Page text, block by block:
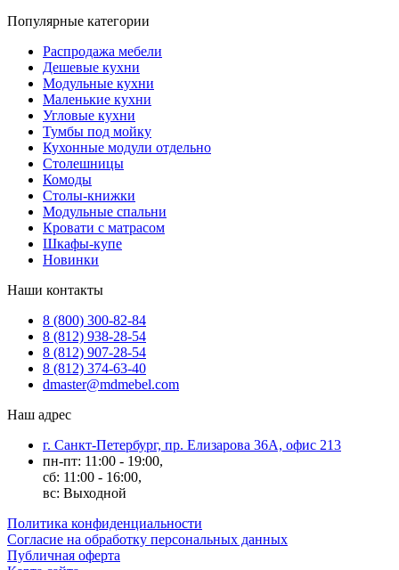
Популярные категории
Распродажа мебели
Дешевые кухни
Модульные кухни
Маленькие кухни
Угловые кухни
Тумбы под мойку
Кухонные модули отдельно
Столешницы
Комоды
Столы-книжки
Модульные спальни
Кровати с матрасом
Шкафы-купе
Новинки
Наши контакты
8 (800) 300-82-84
8 (812) 938-28-54
8 (812) 907-28-54
8 (812) 374-63-40
dmaster@mdmebel.com
Наш адрес
г. Санкт-Петербург, пр. Елизарова 36А, офис 213
пн-пт: 11:00 - 19:00,
сб: 11:00 - 16:00,
вс: Выходной
Политика конфиденциальности
Согласие на обработку персональных данных
Публичная оферта